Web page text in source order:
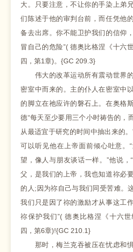
大。只要注意，不让你的手染上弟
们陈述于他的审判台前，而任凭他
备去出席。你不能卫护我们的信仰
冒自己的危险”( 德奥比格涅《十六
四，第1章)。{GC 209.3}
伟大的改革运动所有震动世界的
密室中而来的。主的仆人在密室中
的脚立在祂应许的磐石上。在奥格
德“每天至少要用三个小时祷告的，
从最适宜于研究的时间中抽出来的。
可以听见他在上帝面前倾心吐意。
望，像人与朋友谈话一样。”他说，
父，是我们的上帝，我也知道祢必
的人;因为祢自己与我们同受苦难。
我们只是因了祢的激励才从事这工
祢保护我们”( 德奥比格涅《十六
四，第6章)!{GC 210.1}
那时，梅兰克吞被压在忧虑和惧